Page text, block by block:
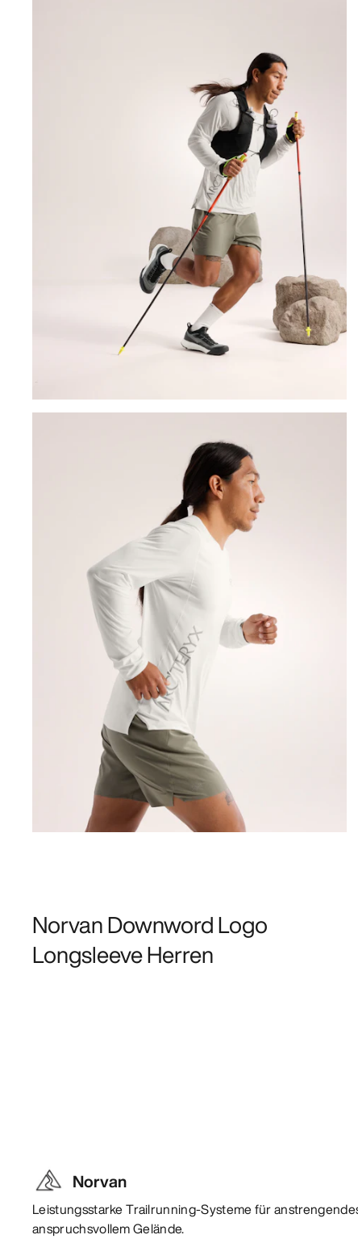
Norvan Downword Logo
Longsleeve Herren
Norvan
Leistungsstarke Trailrunning-Systeme für
anspruchsvollem Gelände.